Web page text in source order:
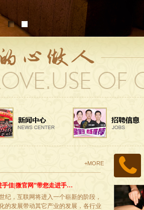
+MORE
手佳|微官网”带您走进手…
纪，互联网将进入一个崭新的阶段，
的发展带动其它产业的发展，各行业